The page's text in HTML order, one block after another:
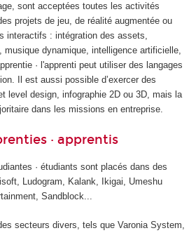
sont acceptées toutes les activités
projets de jeu, de réalité augmentée ou
interactifs : intégration des assets,
dynamique, intelligence artificielle,
· l'apprenti peut utiliser des langages
Il est aussi possible d’exercer des
level design, infographie 2D ou 3D, mais la
dans les missions en entreprise.
· apprentis
· étudiants sont placés dans des
Ludogram, Kalank, Ikigai, Umeshu
Sandblock...
secteurs divers, tels que Varonia System,